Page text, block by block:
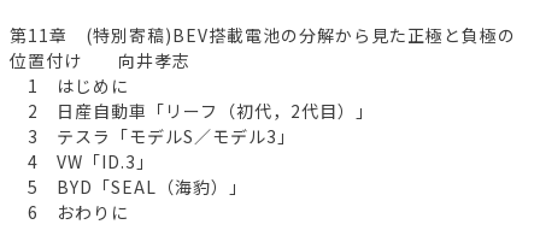
第11章 (特別寄稿)BEV搭載電池の分解から見た正極と負極の
位置付け 向井孝志
1 はじめに
2 日産自動車「リーフ（初代，2代目）」
3 テスラ「モデルS／モデル3」
4 VW「ID.3」
5 BYD「SEAL（海豹）」
6 おわりに